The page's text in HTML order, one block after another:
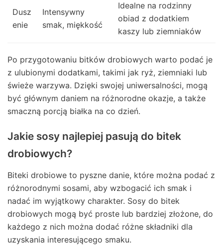
Dusz
enie
Intensywny
smak, miękkość
Idealne na rodzinny
obiad z dodatkiem
kaszy lub ziemniaków
Po przygotowaniu bitków drobiowych warto podać je
z ulubionymi dodatkami, takimi jak ryż, ziemniaki lub
świeże warzywa. Dzięki swojej uniwersalności, mogą
być głównym daniem na różnorodne okazje, a także
smaczną porcją białka na co dzień.
Jakie sosy najlepiej pasują do bitek
drobiowych?
Biteki drobiowe to pyszne danie, które można podać z
różnorodnymi sosami, aby wzbogacić ich smak i
nadać im wyjątkowy charakter. Sosy do bitek
drobiowych mogą być proste lub bardziej złożone, do
każdego z nich można dodać różne składniki dla
uzyskania interesującego smaku.